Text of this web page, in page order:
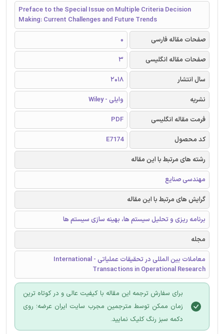
Preface to the Special Issue on Multiple Criteria Decision
Making: Current Challenges and Future Trends
صفحات مقاله فارسی
0
صفحات مقاله انگلیسی
3
سال انتشار
2018
نشریه
وایلی - Wiley
فرمت مقاله انگلیسی
PDF
کد محصول
E7174
رشته های مرتبط با این مقاله
مهندسی صنایع
گرایش های مرتبط با این مقاله
برنامه ریزی و تحلیل سیستم ها، بهینه سازی سیستم ها
مجله
معاملات بین المللی در تحقیقات عملیاتی - International
Transactions in Operational Research
برای سفارش ترجمه این مقاله با کیفیت عالی و در کوتاه ترین
زمان ممکن توسط مترجمین مجرب سایت ایران عرضه؛ روی
دکمه سبز رنگ کلیک نمایید.